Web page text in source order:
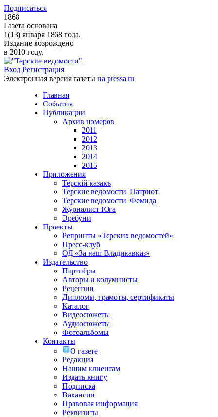
Подписаться
1868
Газета основана
1(13) января 1868 года.
Издание возрождено
в 2010 году.
Вход Регистрация
Электронная версия газеты на pressa.ru
Главная
События
Публикации
Архив номеров
2011
2012
2013
2014
2015
Приложения
Терскiй казакъ
Терские ведомости. Патриот
Терские ведомости. Фемида
Журналист Юга
Эребуни
Проекты
Репринты «Терских ведомостей»
Пресс-клуб
ОД «За наш Владикавказ»
Издательство
Партнёры
Авторы и колумнисты
Рецензии
Дипломы, грамоты, сертификаты
Каталог
Видеосюжеты
Аудиосюжеты
Фотоальбомы
Контакты
О газете
Редакция
Нашим клиентам
Издать книгу
Подписка
Вакансии
Правовая информация
Реквизиты